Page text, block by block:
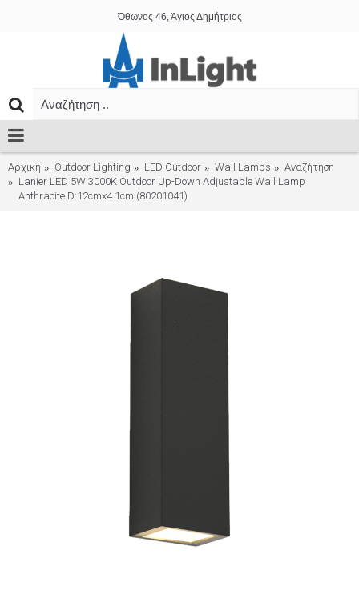
Όθωνος 46, Άγιος Δημήτριος
Αρχική Outdoor Lighting LED Outdoor Wall Lamps
Αναζήτηση
Lanier LED 5W 3000K Outdoor Up-Down Adjustable Wall Lamp
Anthracite D:12cmx4.1cm (80201041)